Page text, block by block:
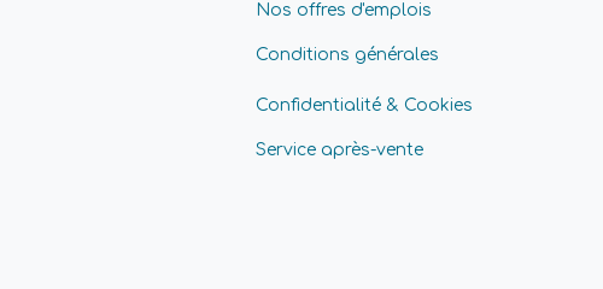
Nos offres d'emplois
Conditions générales
Confidentialité & Cookies
Service après-vente